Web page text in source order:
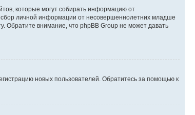
которые могут собирать информацию от
личной информации от несовершеннолетних младше
Обратите внимание, что phpBB Group не может давать
новых пользователей. Обратитесь за помощью к